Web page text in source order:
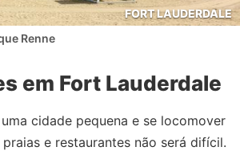
FORT LAUDERDALE
Renne
em Fort Lauderdale
cidade pequena e se locomover
e restaurantes não será difícil.